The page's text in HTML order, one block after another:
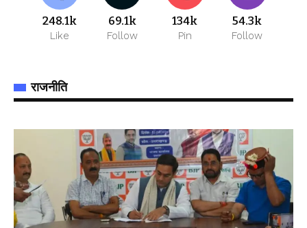
248.1k
Like
69.1k
Follow
134k
Pin
54.3k
Follow
राजनीति